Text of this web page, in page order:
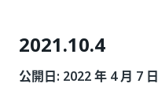
2021.10.4
公開日: 2022 年 4 月 7 日